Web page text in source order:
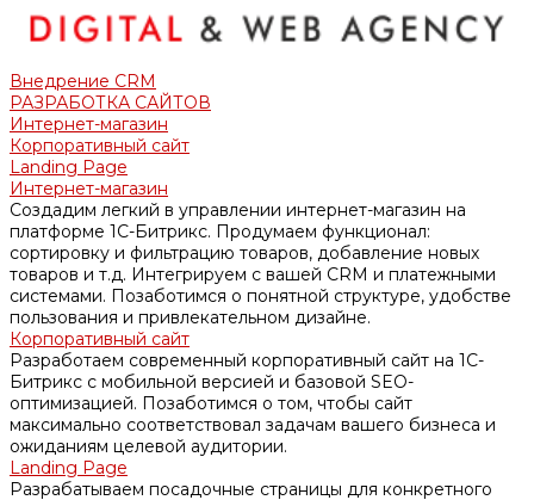
Внедрение CRM
РАЗРАБОТКА САЙТОВ
Интернет-магазин
Корпоративный сайт
Landing Page
Интернет-магазин
Создадим легкий в управлении интернет-магазин на
платформе 1С-Битрикс. Продумаем функционал:
сортировку и фильтрацию товаров, добавление новых
товаров и т.д. Интегрируем с вашей CRM и платежными
системами. Позаботимся о понятной структуре, удобстве
пользования и привлекательном дизайне.
Корпоративный сайт
Разработаем современный корпоративный сайт на 1С-
Битрикс с мобильной версией и базовой SEO-
оптимизацией. Позаботимся о том, чтобы сайт
максимально соответствовал задачам вашего бизнеса и
ожиданиям целевой аудитории.
Landing Page
Разрабатываем посадочные страницы для конкретного